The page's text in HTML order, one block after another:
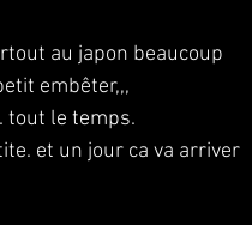
au japon beaucoup
embêter,,,
tout le temps.
et un jour ca va arriver